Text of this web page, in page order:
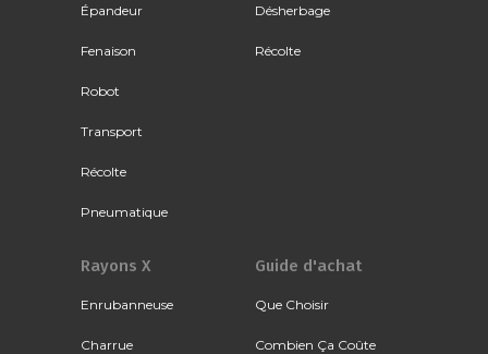
Épandeur
Fenaison
Robot
Transport
Récolte
Pneumatique
Désherbage
Récolte
Rayons X
Enrubanneuse
Charrue
Guide d'achat
Que Choisir
Combien Ça Coûte